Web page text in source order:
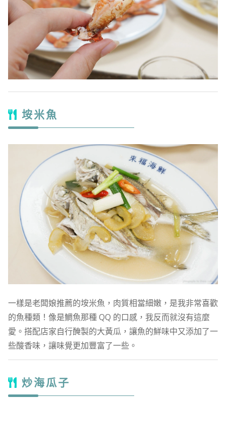
垵米魚
一樣是老闆娘推薦的垵米魚，肉質相當細嫩，是我非常喜歡
的魚種類！像是鯛魚那種 QQ 的口感，我反而就沒有這麼
愛。搭配店家自行醃製的大黃瓜，讓魚的鮮味中又添加了一
些酸香味，讓味覺更加豐富了一些。
炒海瓜子